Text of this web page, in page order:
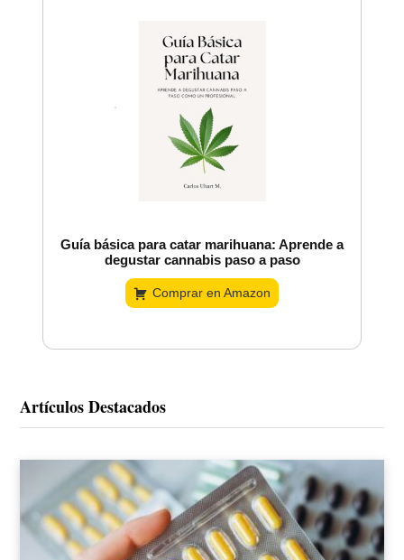
Guía básica para catar marihuana: Aprende a
degustar cannabis paso a paso
Comprar en Amazon
Artículos Destacados